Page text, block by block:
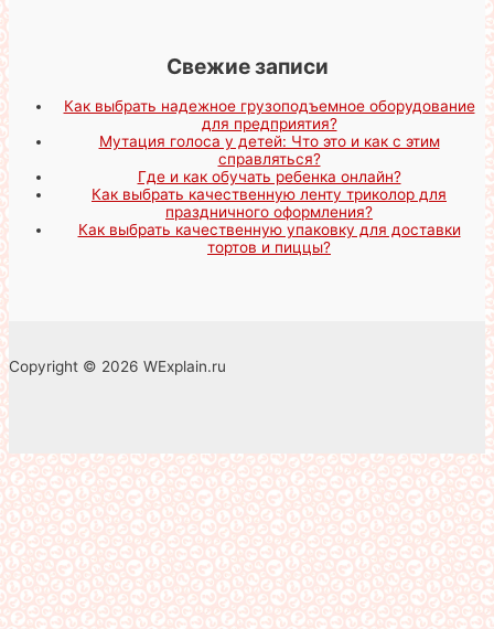
Свежие записи
Как выбрать надежное грузоподъемное оборудование
для предприятия?
Мутация голоса у детей: Что это и как с этим
справляться?
Где и как обучать ребенка онлайн?
Как выбрать качественную ленту триколор для
праздничного оформления?
Как выбрать качественную упаковку для доставки
тортов и пиццы?
Copyright © 2026 WExplain.ru